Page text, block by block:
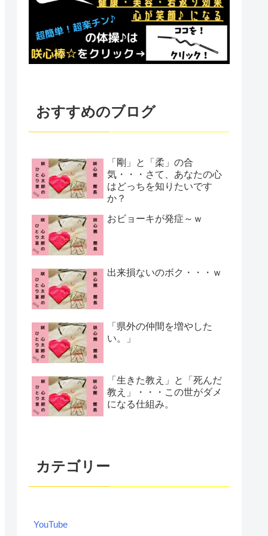
おすすめのブログ
「剛」と「柔」の合
気・・・さて、あなたの心
はどっちを知りたいです
か？
おビョーキが発症～ｗ
出来損ないのボク・・・ｗ
「県外の仲間を増やした
い。」
「生きた教え」と「死んだ
教え」・・・この世がダメ
になる仕組み。
カテゴリー
YouTube